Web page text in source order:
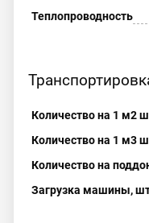
Теплопроводность
Количество на 1 м2
Количество на 1 м3
Количество на
Загрузка машины,